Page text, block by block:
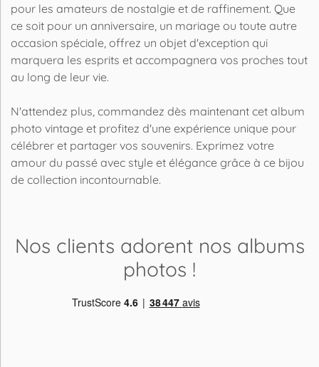
pour les amateurs de nostalgie et de raffinement. Que
ce soit pour un anniversaire, un mariage ou toute autre
occasion spéciale, offrez un objet d'exception qui
marquera les esprits et accompagnera vos proches tout
au long de leur vie.
N'attendez plus, commandez dès maintenant cet album
photo vintage et profitez d'une expérience unique pour
célébrer et partager vos souvenirs. Exprimez votre
amour du passé avec style et élégance grâce à ce bijou
de collection incontournable.
Nos clients adorent nos albums
photos !